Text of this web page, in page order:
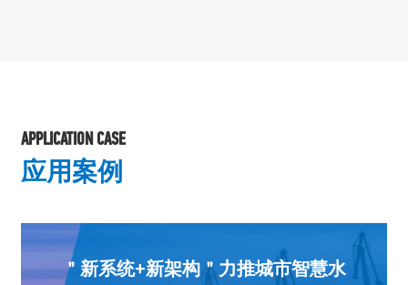
APPLICATION CASE
应用案例
＂新系统+新架构＂力推城市智慧水